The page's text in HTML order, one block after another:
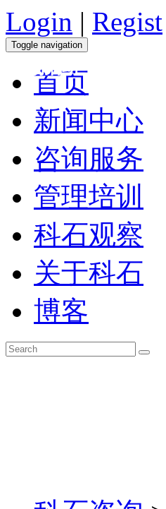
Login | Regist
Toggle navigation
首页
新闻中心
咨询服务
管理培训
科石观察
关于科石
博客
市场活动